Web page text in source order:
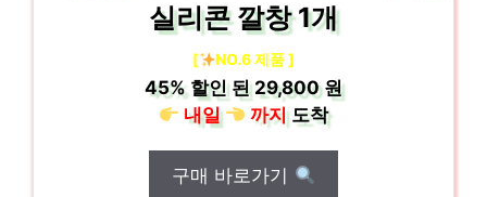
실리콘 깔창 1개
[ NO.6 제품 ]
45%할인 된29,800 원
내일
까지도착
구매 바로가기